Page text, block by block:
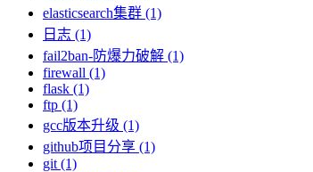
elasticsearch集群 (1)
日志 (1)
fail2ban-防爆力破解 (1)
firewall (1)
flask (1)
ftp (1)
gcc版本升级 (1)
github项目分享 (1)
git (1)